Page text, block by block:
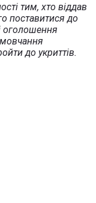
тим, хто віддав
поставитися до
оголошення
до укриттів.